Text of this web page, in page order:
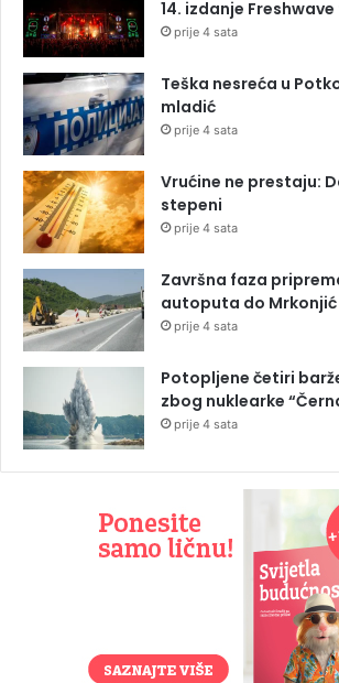
14. izdanje
prije 4 sata
Teška nesreća u
mladić
prije 4 sata
Vrućine ne prestaju:
stepeni
prije 4 sata
Završna faza
autoputa do
prije 4 sata
Potopljene četiri
zbog nuklearke
prije 4 sata